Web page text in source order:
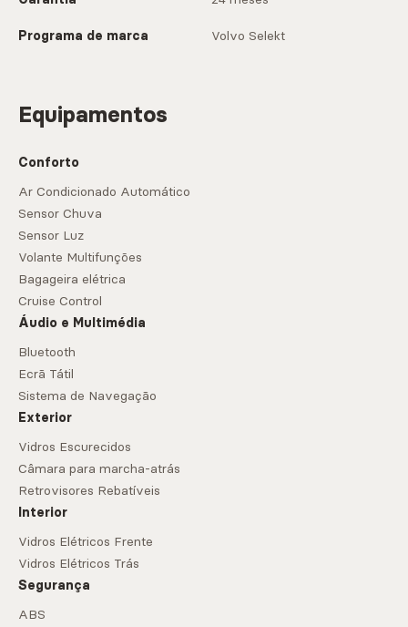
Programa de marca Volvo Selekt
Equipamentos
Conforto
Ar Condicionado Automático
Sensor Chuva
Sensor Luz
Volante Multifunções
Bagageira elétrica
Cruise Control
Áudio e Multimédia
Bluetooth
Ecrã Tátil
Sistema de Navegação
Exterior
Vidros Escurecidos
Câmara para marcha-atrás
Retrovisores Rebatíveis
Interior
Vidros Elétricos Frente
Vidros Elétricos Trás
Segurança
ABS